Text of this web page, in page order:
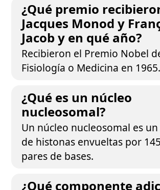
¿Qué premio
Jacques Monod y
Jacob y en qué año?
Recibieron el Premio Nobel
Fisiología o Medicina en 1965.
¿Qué es un núcleo
nucleosomal?
Un núcleo nucleosomal es
de histonas envueltas por
pares de bases.
¿Qué componente